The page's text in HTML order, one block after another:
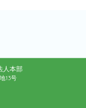
人本部
13号